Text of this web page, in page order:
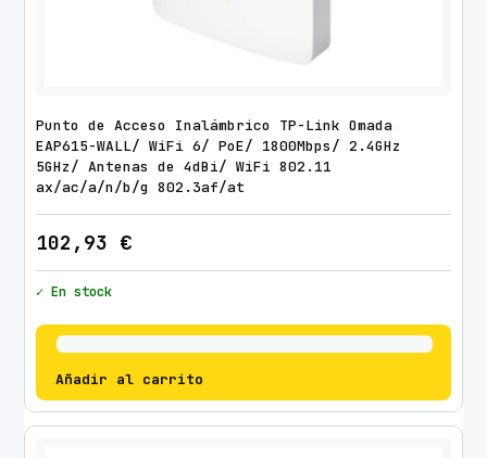
Punto de Acceso Inalámbrico TP-Link Omada
EAP615-WALL/ WiFi 6/ PoE/ 1800Mbps/ 2.4GHz
5GHz/ Antenas de 4dBi/ WiFi 802.11
ax/ac/a/n/b/g 802.3af/at
102,93 €
✓ En stock
Añadir al carrito